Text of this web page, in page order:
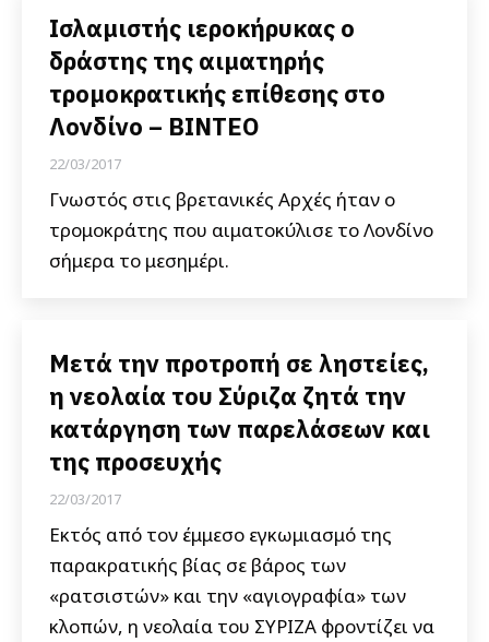
Ισλαμιστής ιεροκήρυκας ο
δράστης της αιματηρής
τρομοκρατικής επίθεσης στο
Λονδίνο – ΒΙΝΤΕΟ
22/03/2017
Γνωστός στις βρετανικές Αρχές ήταν ο
τρομοκράτης που αιματοκύλισε το Λονδίνο
σήμερα το μεσημέρι.
Μετά την προτροπή σε ληστείες,
η νεολαία του Σύριζα ζητά την
κατάργηση των παρελάσεων και
της προσευχής
22/03/2017
Εκτός από τον έμμεσο εγκωμιασμό της
παρακρατικής βίας σε βάρος των
«ρατσιστών» και την «αγιογραφία» των
κλοπών, η νεολαία του ΣΥΡΙΖΑ φροντίζει να